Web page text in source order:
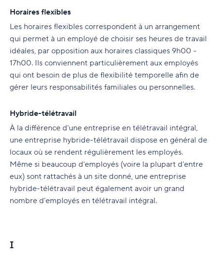
Horaires flexibles
Les horaires flexibles correspondent à un arrangement
qui permet à un employé de choisir ses heures de travail
idéales, par opposition aux horaires classiques 9h00 -
17h00. Ils conviennent particulièrement aux employés
qui ont besoin de plus de flexibilité temporelle afin de
gérer leurs responsabilités familiales ou personnelles.
Hybride-télétravail
À la différence d'une entreprise en télétravail intégral,
une entreprise hybride-télétravail dispose en général de
locaux où se rendent régulièrement les employés.
Même si beaucoup d'employés (voire la plupart d'entre
eux) sont rattachés à un site donné, une entreprise
hybride-télétravail peut également avoir un grand
nombre d'employés en télétravail intégral.
I